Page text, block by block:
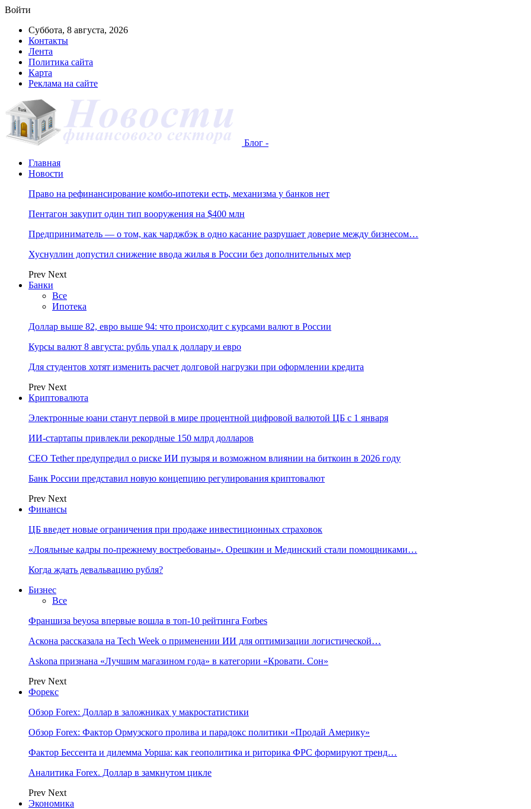
Войти
Суббота, 8 августа, 2026
Контакты
Лента
Политика сайта
Карта
Реклама на сайте
Блог -
Главная
Новости
Право на рефинансирование комбо-ипотеки есть, механизма у банков нет
Пентагон закупит один тип вооружения на $400 млн
Предприниматель — о том, как чарджбэк в одно касание разрушает доверие между бизнесом…
Хуснуллин допустил снижение ввода жилья в России без дополнительных мер
Prev Next
Банки
Все
Ипотека
Доллар выше 82, евро выше 94: что происходит с курсами валют в России
Курсы валют 8 августа: рубль упал к доллару и евро
Для студентов хотят изменить расчет долговой нагрузки при оформлении кредита
Prev Next
Криптовалюта
Электронные юани станут первой в мире процентной цифровой валютой ЦБ с 1 января
ИИ-стартапы привлекли рекордные 150 млрд долларов
CEO Tether предупредил о риске ИИ пузыря и возможном влиянии на биткоин в 2026 году
Банк России представил новую концепцию регулирования криптовалют
Prev Next
Финансы
ЦБ введет новые ограничения при продаже инвестиционных страховок
«Лояльные кадры по-прежнему востребованы». Орешкин и Мединский стали помощниками…
Когда ждать девальвацию рубля?
Бизнес
Все
Франшиза beyosa впервые вошла в топ-10 рейтинга Forbes
Аскона рассказала на Tech Week о применении ИИ для оптимизации логистической…
Askona признана «Лучшим магазином года» в категории «Кровати. Сон»
Prev Next
Форекс
Обзор Forex: Доллар в заложниках у макростатистики
Обзор Forex: Фактор Ормузского пролива и парадокс политики «Продай Америку»
Фактор Бессента и дилемма Уорша: как геополитика и риторика ФРС формируют тренд…
Аналитика Forex. Доллар в замкнутом цикле
Prev Next
Экономика